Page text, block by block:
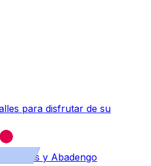
para disfrutar de su
Arribes y Abadengo